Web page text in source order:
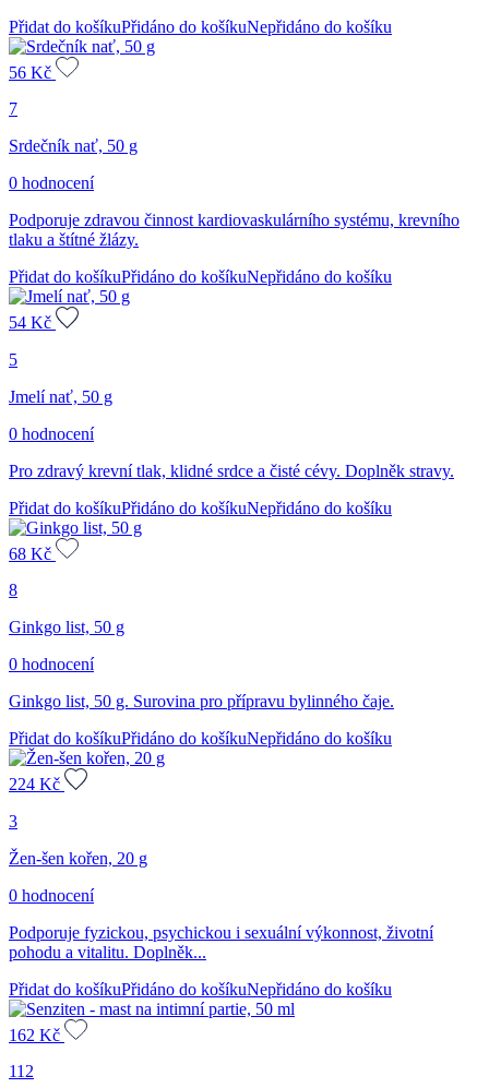
Přidat do košíkuPřidáno do košíkuNepřidáno do košíku
56 Kč
7
Srdečník nať, 50 g
0 hodnocení
Podporuje zdravou činnost kardiovaskulárního systému, krevního
tlaku a štítné žlázy.
Přidat do košíkuPřidáno do košíkuNepřidáno do košíku
54 Kč
5
Jmelí nať, 50 g
0 hodnocení
Pro zdravý krevní tlak, klidné srdce a čisté cévy. Doplněk stravy.
Přidat do košíkuPřidáno do košíkuNepřidáno do košíku
68 Kč
8
Ginkgo list, 50 g
0 hodnocení
Ginkgo list, 50 g. Surovina pro přípravu bylinného čaje.
Přidat do košíkuPřidáno do košíkuNepřidáno do košíku
224 Kč
3
Žen-šen kořen, 20 g
0 hodnocení
Podporuje fyzickou, psychickou i sexuální výkonnost, životní
pohodu a vitalitu. Doplněk...
Přidat do košíkuPřidáno do košíkuNepřidáno do košíku
162 Kč
112